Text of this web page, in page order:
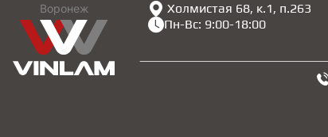
Воронеж
Холмистая 68, к.1, п.263
Пн-Вс: 9:00-18:00